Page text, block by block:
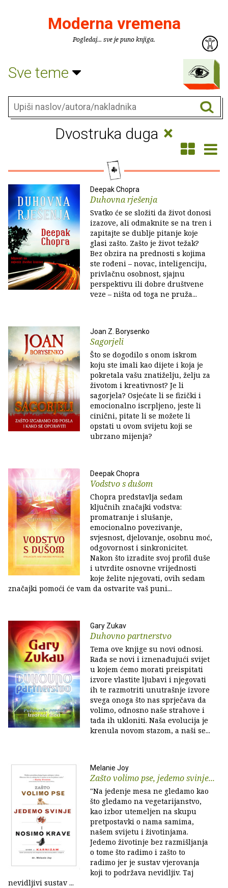
Moderna vremena
Pogledaj... sve je puno knjiga.
Sve teme
Dvostruka duga ×
Deepak Chopra
Duhovna rješenja
Svatko će se složiti da život donosi
izazove, ali odmaknite se na tren i
zapitajte se dublje pitanje koje
glasi zašto. Zašto je život težak?
Bez obzira na prednosti s kojima
ste rođeni – novac, inteligenciju,
privlačnu osobnost, sjajnu
perspektivu ili dobre društvene
veze – ništa od toga ne pruža...
Joan Z. Borysenko
Sagorjeli
Što se dogodilo s onom iskrom
koju ste imali kao dijete i koja je
pokretala vašu znatiželju, želju za
životom i kreativnost? Je li
sagorjela? Osjećate li se fizički i
emocionalno iscrpljeno, jeste li
cinični, pitate li se možete li
opstati u ovom svijetu koji se
ubrzano mijenja?
Deepak Chopra
Vodstvo s dušom
Chopra predstavlja sedam
ključnih značajki vodstva:
promatranje i slušanje,
emocionalno povezivanje,
svjesnost, djelovanje, osobnu moć,
odgovornost i sinkronicitet.
Nakon što izradite svoj profil duše
i utvrdite osnovne vrijednosti
koje želite njegovati, ovih sedam
značajki pomoći će vam da ostvarite vaš puni...
Gary Zukav
Duhovno partnerstvo
Tema ove knjige su novi odnosi.
Rađa se novi i iznenađujući svijet
u kojem ćemo morati preispitati
izvore vlastite ljubavi i njegovati
ih te razmotriti unutrašnje izvore
svega onoga što nas sprječava da
volimo, odnosno naše strahove i
tada ih ukloniti. Naša evolucija je
krenula novom stazom, a naši se...
Melanie Joy
Zašto volimo pse, jedemo svinje...
"Na jedenje mesa ne gledamo kao
što gledamo na vegetarijanstvo,
kao izbor utemeljen na skupu
pretpostavki o nama samima,
našem svijetu i životinjama.
Jedemo životinje bez razmišljanja
o tome što radimo i zašto to
radimo jer je sustav vjerovanja
koji to podržava nevidljiv. Taj
nevidljivi sustav ...